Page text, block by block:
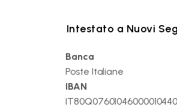
Intestato a Nuovi
Banca
Poste Italiane
IBAN